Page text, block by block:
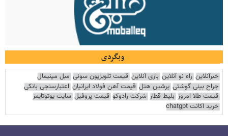
وبگردی
خبرآنلاین راه نو آنلاین بازی آنلاین قیمت تلویزیون سونی مبل مینیمال
جراح بینی گوشتی پرشین هتل قیمت آهن فولاد ایرانیان اعتبارسنجی بانکی
قیمت طلا امروز بلیط قطار شرکت رادوکو قیمت پروفیل سایت یوتوتایمز
خرید اکانت chatgpt